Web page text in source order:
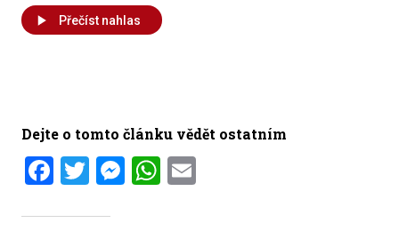
Přečíst nahlas
Dejte o tomto článku vědět ostatním
Facebook
Twitter
Messenger
WhatsApp